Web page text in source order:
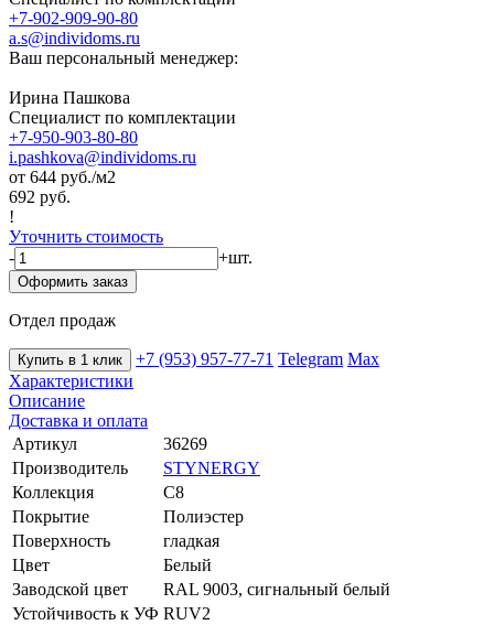
+7-902-909-90-80
a.s@individoms.ru
Ваш персональный менеджер:
Ирина Пашкова
Специалист по комплектации
+7-950-903-80-80
i.pashkova@individoms.ru
от 644 руб./м2
692 руб.
!
Уточнить стоимость
-
+шт.
Оформить заказ
Отдел продаж
Купить в 1 клик +7 (953) 957-77-71 Telegram Max
Характеристики
Описание
Доставка и оплата
Артикул
36269
Производитель
STYNERGY
Коллекция
С8
Покрытие
Полиэстер
Поверхность
гладкая
Цвет
Белый
Заводской цвет
RAL 9003, сигнальный белый
Устойчивость к УФ RUV2